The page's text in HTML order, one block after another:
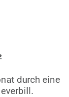
durch eine